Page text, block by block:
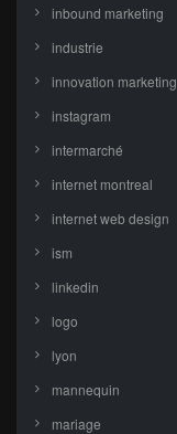
inbound marketing
industrie
innovation marketing
instagram
intermarché
internet montreal
internet web design
ism
linkedin
logo
lyon
mannequin
mariage